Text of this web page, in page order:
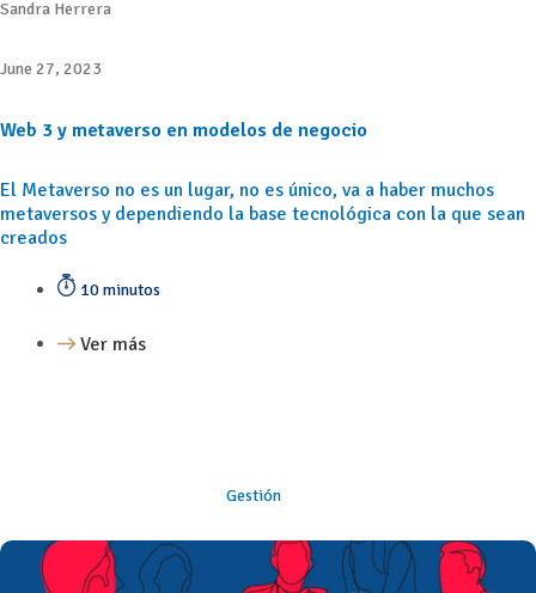
Sandra Herrera
June 27, 2023
Web 3 y metaverso en modelos de negocio
El Metaverso no es un lugar, no es único, va a haber muchos
metaversos y dependiendo la base tecnológica con la que sean
creados
10 minutos
Ver más
Gestión